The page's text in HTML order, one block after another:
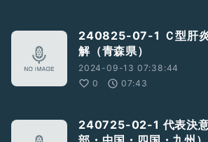
240825-07-1 Ｃ型肝
解（青森県）
2024-09-13 07:38:44
0
07:43
240725-02-1 代表決